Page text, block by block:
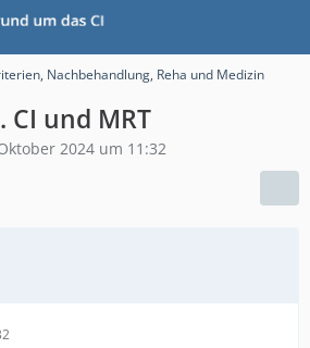
Nachbehandlung, Reha und Medizin
CI und MRT
2024 um 11:32